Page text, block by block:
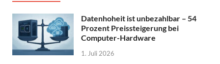
Datenhoheit ist unbezahlbar – 54
Prozent Preissteigerung bei
Computer-Hardware
1. Juli 2026